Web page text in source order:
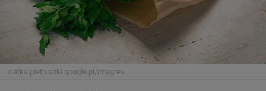
natka pietruszki google.pl/imagres